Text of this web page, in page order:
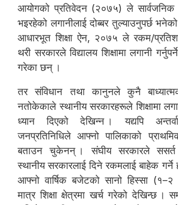
आयोगको प्रतिवेदन (२०७५) ले सार्वजनिक
भइरहेको लगानीलाई दोब्बर तुल्याउनुपर्छ
आधारभूत शिक्षा ऐन, २०७५ ले रकम/
थरी सरकारले विद्यालय शिक्षामा लगानी
गरेका छन् ।
तर संविधान तथा कानुनले कुनै
नतोकेकाले स्थानीय सरकारहरूले शिक्षामा
ध्यान दिएको देखिन्न । यद्यपि
जनप्रतिनिधिले आफ्नो पालिकाको
बताउन चुकेनन् । संघीय सरकारले
स्थानीय सरकारलाई दिने रकमलाई बाहेक गर्ने
आफ्नो वार्षिक बजेटको सानो हिस्सा
मात्र शिक्षा क्षेत्रमा खर्च गरेको देखिन्छ ।